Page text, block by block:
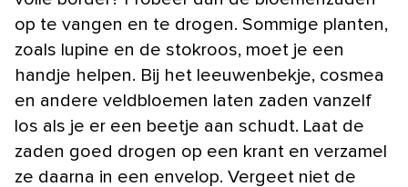
op te vangen en te drogen. Sommige planten,
zoals lupine en de stokroos, moet je een
handje helpen. Bij het leeuwenbekje, cosmea
en andere veldbloemen laten zaden vanzelf
los als je er een beetje aan schudt. Laat de
zaden goed drogen op een krant en verzamel
ze daarna in een envelop. Vergeet niet de